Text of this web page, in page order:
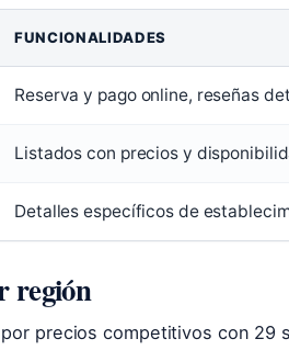
FUNCIONALIDADES
Reserva y pago online, reseñas
Listados con precios y
Detalles específicos de
región
precios competitivos con 29